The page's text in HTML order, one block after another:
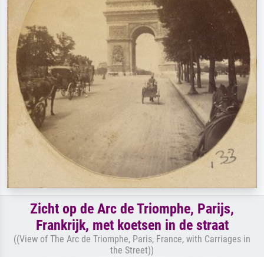
Zicht op de Arc de Triomphe, Parijs,
Frankrijk, met koetsen in de straat
((View of The Arc de Triomphe, Paris, France, with Carriages in
the Street))